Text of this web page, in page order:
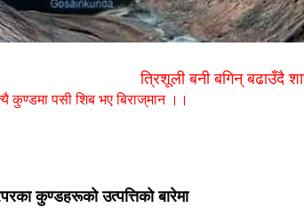
त्रिशूली बनी बगिन्
कुण्डमा पसी शिब भए बिराज्‌मान ।।
कुण्डहरूको उत्पत्तिको बारेमा